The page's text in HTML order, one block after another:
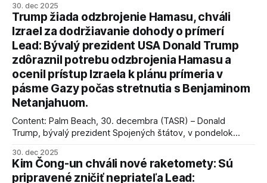
30. dec 2025
Trump žiada odzbrojenie Hamasu, chváli
Izrael za dodržiavanie dohody o prímerí
Lead: Bývalý prezident USA Donald Trump
zdôraznil potrebu odzbrojenia Hamasu a
ocenil prístup Izraela k plánu prímeria v
pásme Gazy počas stretnutia s Benjaminom
Netanjahuom.
Content: Palm Beach, 30. decembra (TASR) – Donald
Trump, bývalý prezident Spojených štátov, v pondelok
kľúčové pre úspešné dosiahnutie prímeria v Gaze. Agentúra
AFP informuje, že Trump vyjadril presvedčenie, že Izrael plní
podmienky dohody o prí
30. dec 2025
Kim Čong-un chváli nové raketomety: Sú
pripravené zničiť nepriateľa Lead: